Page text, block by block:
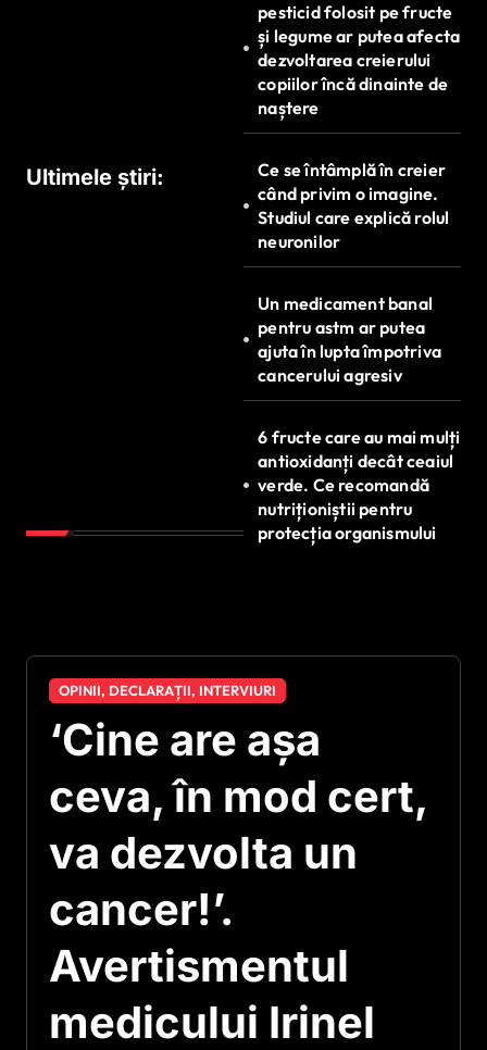
Ultimele știri:
pesticid folosit pe fructe
și legume ar putea afecta
dezvoltarea creierului
copiilor încă dinainte de
naștere
Ce se întâmplă în creier
când privim o imagine.
Studiul care explică rolul
neuronilor
Un medicament banal
pentru astm ar putea
ajuta în lupta împotriva
cancerului agresiv
6 fructe care au mai mulți
antioxidanți decât ceaiul
verde. Ce recomandă
nutriționiștii pentru
protecția organismului
OPINII, DECLARAȚII, INTERVIURI
‘Cine are așa
ceva, în mod cert,
va dezvolta un
cancer!’.
Avertismentul
medicului Irinel